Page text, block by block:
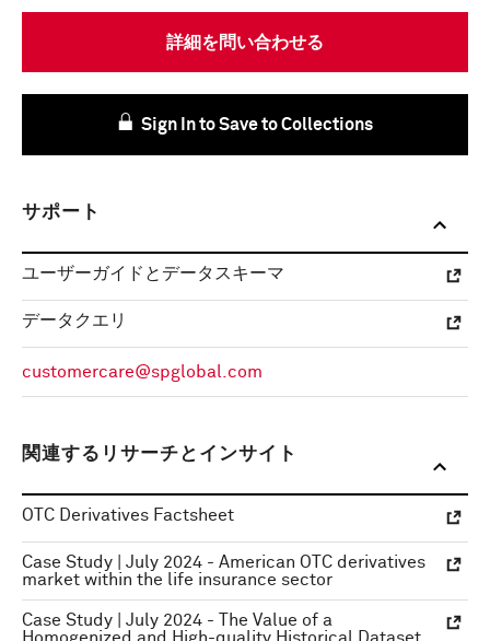
詳細を問い合わせる
Sign In to Save to Collections
サポート
ユーザーガイドとデータスキーマ
データクエリ
customercare@spglobal.com
関連するリサーチとインサイト
OTC Derivatives Factsheet
Case Study | July 2024 - American OTC derivatives
market within the life insurance sector
Case Study | July 2024 - The Value of a